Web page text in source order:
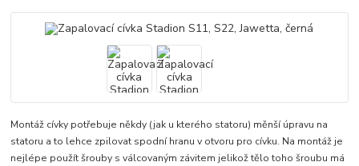
Montáž cívky potřebuje někdy (jak u kterého statoru) měnší úpravu na
statoru a to lehce zpilovat spodní hranu v otvoru pro cívku. Na montáž je
nejlépe použít šrouby s válcovaným závitem jelikož tělo toho šroubu má